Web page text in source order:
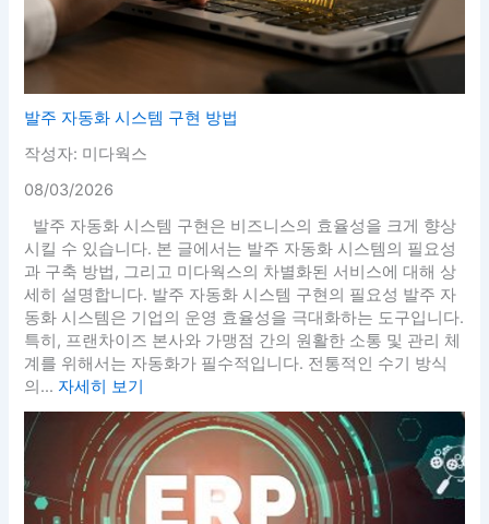
발주 자동화 시스템 구현 방법
작성자: 미다웍스
08/03/2026
발주 자동화 시스템 구현은 비즈니스의 효율성을 크게 향상
시킬 수 있습니다. 본 글에서는 발주 자동화 시스템의 필요성
과 구축 방법, 그리고 미다웍스의 차별화된 서비스에 대해 상
세히 설명합니다. 발주 자동화 시스템 구현의 필요성 발주 자
동화 시스템은 기업의 운영 효율성을 극대화하는 도구입니다.
특히, 프랜차이즈 본사와 가맹점 간의 원활한 소통 및 관리 체
계를 위해서는 자동화가 필수적입니다. 전통적인 수기 방식
의... 자세히 보기